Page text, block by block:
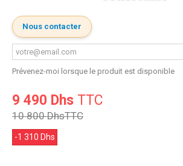
Nous contacter
Prévenez-moi lorsque le produit est disponible
9 490 Dhs TTC
10 800 DhsTTC
-1 310 Dhs